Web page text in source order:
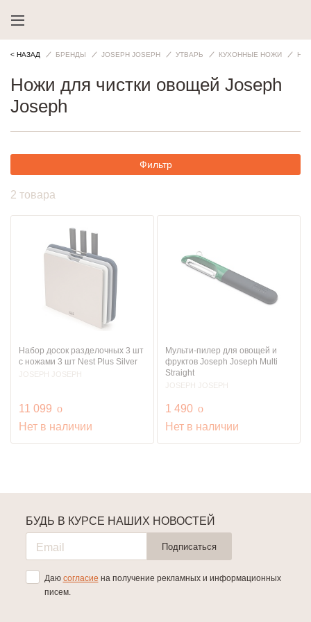
< НАЗАД БРЕНДЫ JOSEPH JOSEPH УТВАРЬ КУХОННЫЕ НОЖИ
Ножи для чистки овощей Joseph
Joseph
Фильтр
2 товара
Набор досок разделочных 3 шт
с ножами 3 шт Nest Plus Silver
JOSEPH JOSEPH
11 099 руб.
o
Нет в наличии
Мульти-пилер для овощей и
фруктов Joseph Joseph Multi
Straight
JOSEPH JOSEPH
1 490 руб.
o
Нет в наличии
БУДЬ В КУРСЕ НАШИХ НОВОСТЕЙ
Подписаться
Даю согласие на получение рекламных и информационных
писем.